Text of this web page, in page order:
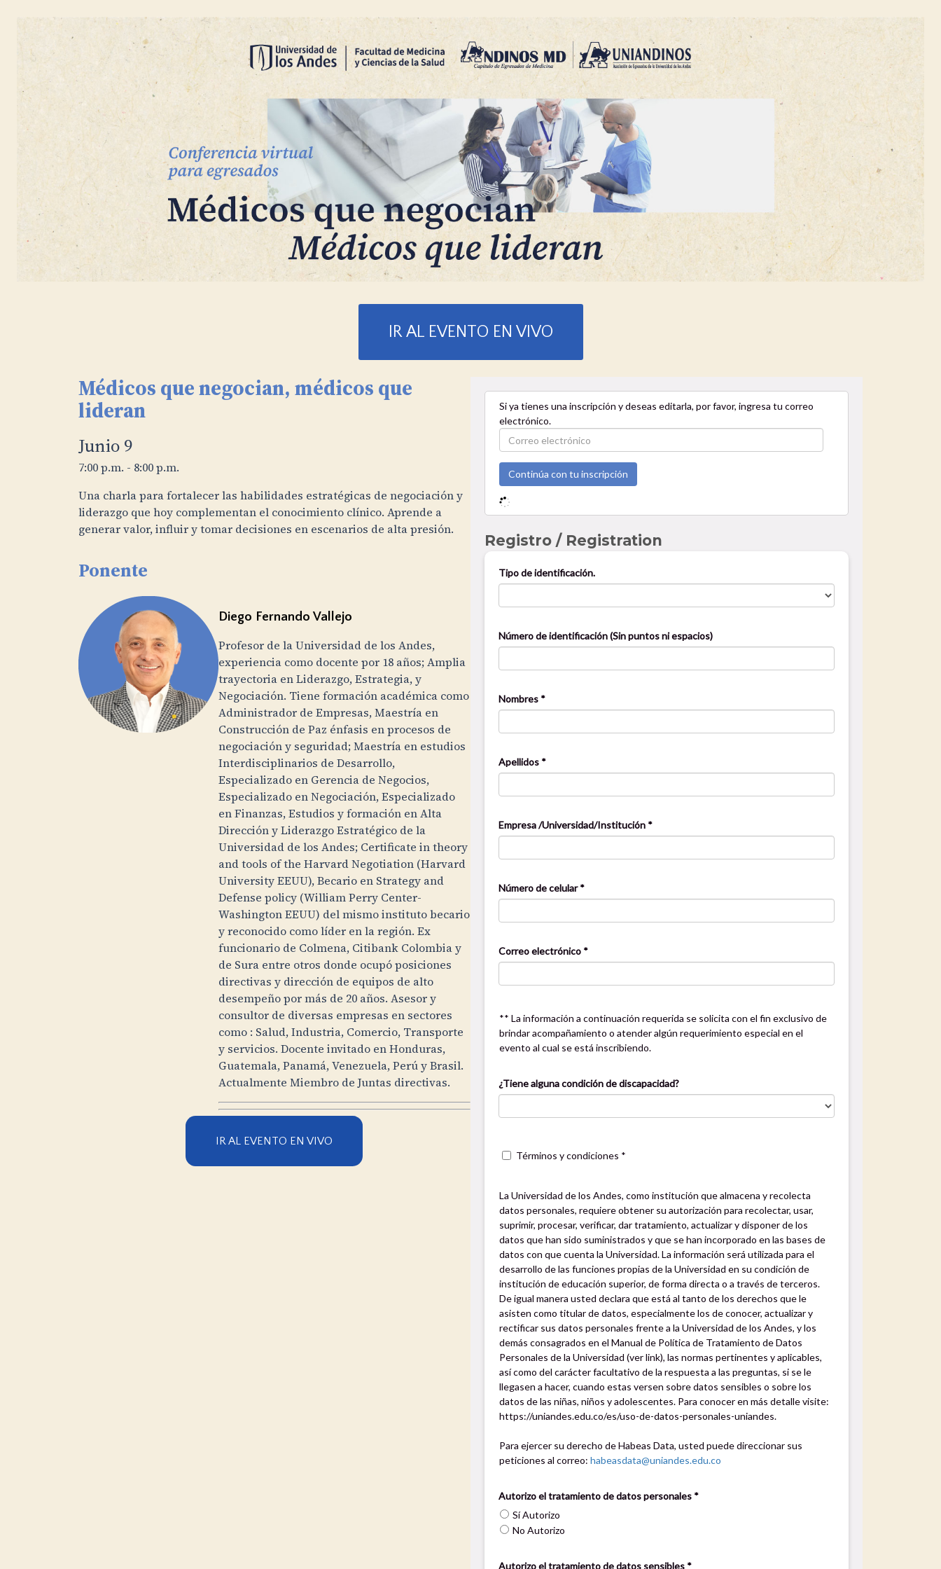
IR AL EVENTO EN VIVO
Médicos que negocian, médicos que
lideran
Junio 9
7:00 p.m. - 8:00 p.m.
Una charla para fortalecer las habilidades estratégicas de negociación y
liderazgo que hoy complementan el conocimiento clínico. Aprende a
generar valor, influir y tomar decisiones en escenarios de alta presión.
Ponente
Diego Fernando Vallejo
Profesor de la Universidad de los Andes,
experiencia como docente por 18 años; Amplia
trayectoria en Liderazgo, Estrategia, y
Negociación. Tiene formación académica como
Administrador de Empresas, Maestría en
Construcción de Paz énfasis en procesos de
negociación y seguridad; Maestría en estudios
Interdisciplinarios de Desarrollo,
Especializado en Gerencia de Negocios,
Especializado en Negociación, Especializado
en Finanzas, Estudios y formación en Alta
Dirección y Liderazgo Estratégico de la
Universidad de los Andes; Certificate in theory
and tools of the Harvard Negotiation (Harvard
University EEUU), Becario en Strategy and
Defense policy (William Perry Center-
Washington EEUU) del mismo instituto becario
y reconocido como líder en la región. Ex
funcionario de Colmena, Citibank Colombia y
de Sura entre otros donde ocupó posiciones
directivas y dirección de equipos de alto
desempeño por más de 20 años. Asesor y
consultor de diversas empresas en sectores
como : Salud, Industria, Comercio, Transporte
y servicios. Docente invitado en Honduras,
Guatemala, Panamá, Venezuela, Perú y Brasil.
Actualmente Miembro de Juntas directivas.
IR AL EVENTO EN VIVO